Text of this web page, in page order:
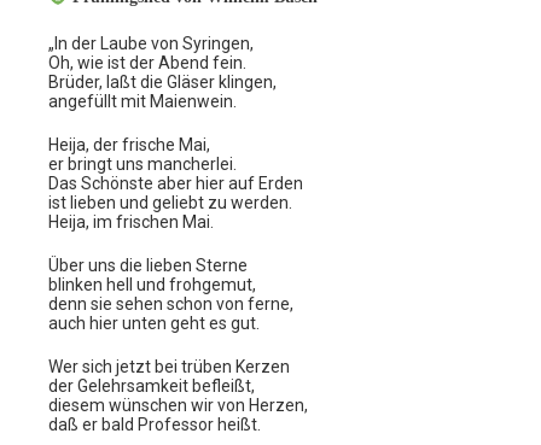
„In der Laube von Syringen,
Oh, wie ist der Abend fein.
Brüder, laßt die Gläser klingen,
angefüllt mit Maienwein.
Heija, der frische Mai,
er bringt uns mancherlei.
Das Schönste aber hier auf Erden
ist lieben und geliebt zu werden.
Heija, im frischen Mai.
Über uns die lieben Sterne
blinken hell und frohgemut,
denn sie sehen schon von ferne,
auch hier unten geht es gut.
Wer sich jetzt bei trüben Kerzen
der Gelehrsamkeit befleißt,
diesem wünschen wir von Herzen,
daß er bald Professor heißt.